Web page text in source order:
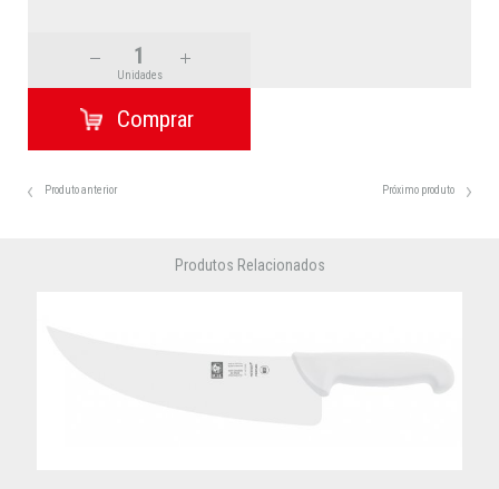
Unidades
Produto anterior Próximo produto
Produtos Relacionados